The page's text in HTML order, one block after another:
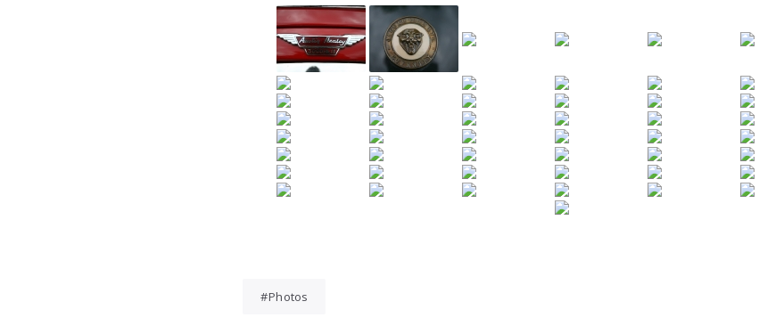
Photos